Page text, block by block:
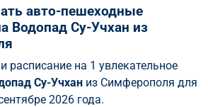
авто-пешеходные
Водопад Су-Учхан из
расписание на 1 увлекательное
Су-Учхан из Симферополя для
2026 года.